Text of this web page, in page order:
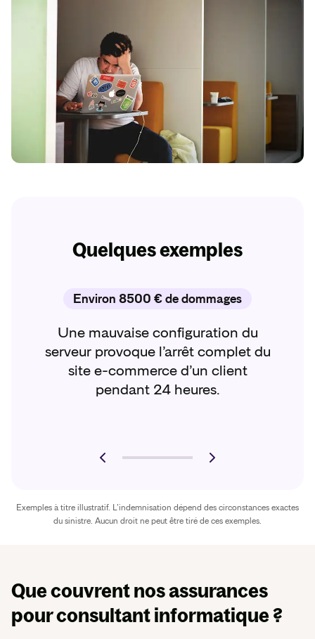
Quelques exemples
Environ 8500 € de dommages
Une mauvaise configuration du
serveur provoque l’arrêt complet du
site e-commerce d’un client
pendant 24 heures.
Exemples à titre illustratif. L’indemnisation dépend des circonstances exactes
du sinistre. Aucun droit ne peut être tiré de ces exemples.
Que couvrent nos assurances
pour consultant informatique ?